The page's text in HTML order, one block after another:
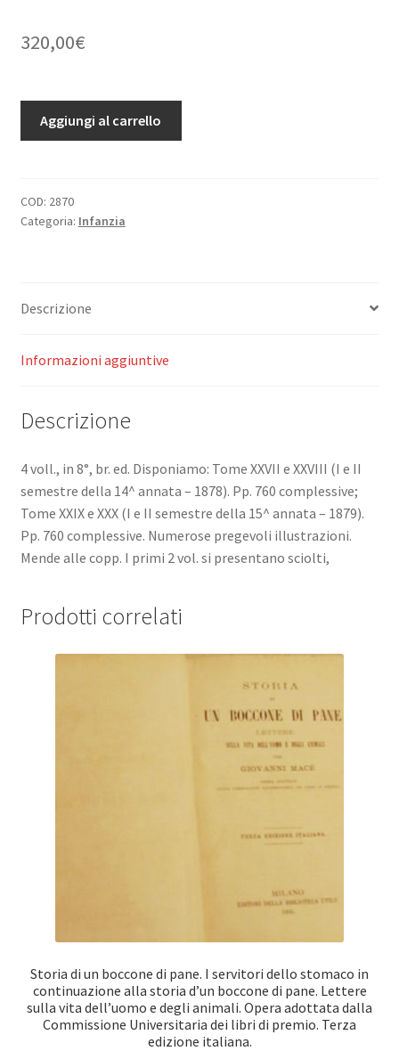
320,00€
d'Education
Recreation
et
reunis
par
Journal
toute
la
Famille.
quantità
Aggiungi al carrello
COD: 2870
Categoria: Infanzia
Descrizione
Informazioni aggiuntive
Descrizione
4 voll., in 8°, br. ed. Disponiamo: Tome XXVII e XXVIII (I e II
semestre della 14^ annata – 1878). Pp. 760 complessive;
Tome XXIX e XXX (I e II semestre della 15^ annata – 1879).
Pp. 760 complessive. Numerose pregevoli illustrazioni.
Mende alle copp. I primi 2 vol. si presentano sciolti,
Prodotti correlati
Storia di un boccone di pane. I servitori dello stomaco in
continuazione alla storia d’un boccone di pane. Lettere
sulla vita dell’uomo e degli animali. Opera adottata dalla
Commissione Universitaria dei libri di premio. Terza
edizione italiana.